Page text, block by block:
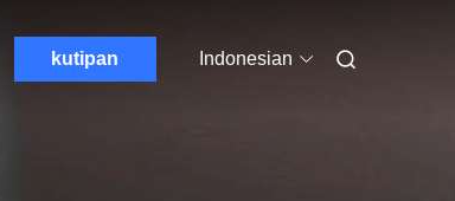
kutipan Indonesian